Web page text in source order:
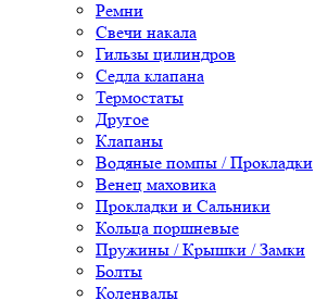
Ремни
Свечи накала
Гильзы цилиндров
Седла клапана
Термостаты
Другое
Клапаны
Водяные помпы / Прокладки
Венец маховика
Прокладки и Сальники
Кольца поршневые
Пружины / Крышки / Замки
Болты
Коленвалы